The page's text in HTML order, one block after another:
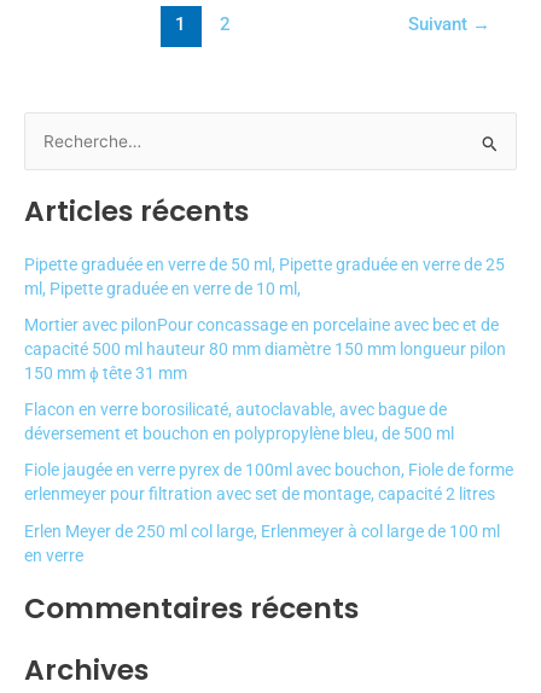
1 2 Suivant →
c
e
c
h
e
r
:
Articles récents
Pipette graduée en verre de 50 ml, Pipette graduée en verre de 25
ml, Pipette graduée en verre de 10 ml,
Mortier avec pilonPour concassage en porcelaine avec bec et de
capacité 500 ml hauteur 80 mm diamètre 150 mm longueur pilon
150 mm ɸ tête 31 mm
Flacon en verre borosilicaté, autoclavable, avec bague de
déversement et bouchon en polypropylène bleu, de 500 ml
Fiole jaugée en verre pyrex de 100ml avec bouchon, Fiole de forme
erlenmeyer pour filtration avec set de montage, capacité 2 litres
Erlen Meyer de 250 ml col large, Erlenmeyer à col large de 100 ml
en verre
Commentaires récents
Archives